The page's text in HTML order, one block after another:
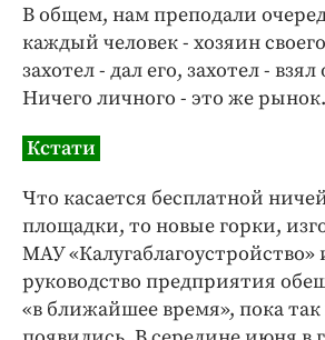
В общем, нам преподали
каждый человек - хозяин
захотел - дал его, захотел -
Ничего личного - это же рынок.
Кстати
Что касается бесплатной
площадки, то новые горки,
МАУ
руководство предприятия
«в ближайшее время», пока